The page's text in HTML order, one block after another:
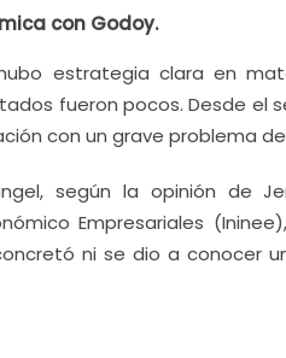
con Godoy.
estrategia clara en
fueron pocos. Desde el
con un grave problema
según la opinión de
Empresariales
ni se dio a conocer